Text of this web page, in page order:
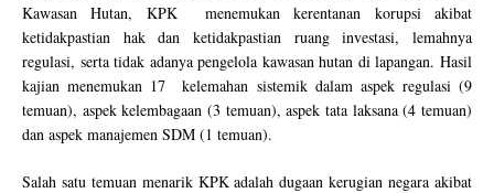
Kawasan Hutan, KPK menemukan kerentanan korupsi akibat
ketidakpastian hak dan ketidakpastian ruang investasi, lemahnya
regulasi, serta tidak adanya pengelola kawasan hutan di lapangan. Hasil
kajian menemukan 17 kelemahan sistemik dalam aspek regulasi (9
temuan), aspek kelembagaan (3 temuan), aspek tata laksana (4 temuan)
dan aspek manajemen SDM (1 temuan).
Salah satu temuan menarik KPK adalah dugaan kerugian negara akibat